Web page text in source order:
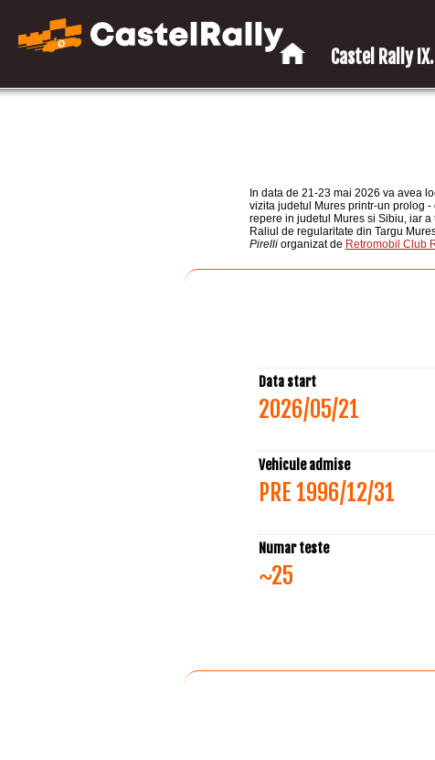
Castel Rally IX.
In data de 21-23 mai 2026 va avea
vizita judetul Mures printr-un prolog
repere in judetul Mures si Sibiu, iar
Raliul de regularitate din Targu
Pirelliorganizat de Retromobil Club
Data start
2026/05/21
Vehicule admise
PRE 1996/12/31
Numar teste
~25